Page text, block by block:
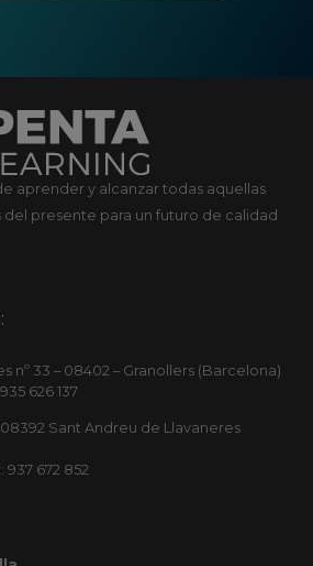
aprender y alcanzar todas aquellas
presente para un futuro de calidad
nº 33 – 08402 – Granollers (Barcelona)
626 137
– 08392 Sant Andreu de Llavaneres
937 672 852